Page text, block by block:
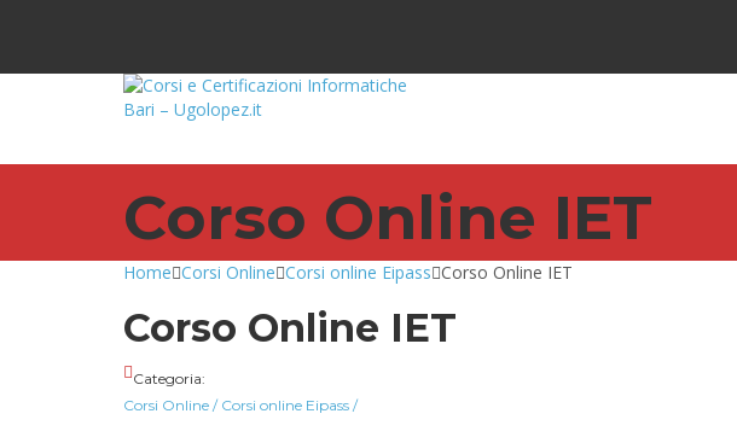
Corso Online IET
Home Corsi Online Corsi online Eipass Corso Online IET
Corso Online IET
Categoria:
Corsi Online / Corsi online Eipass /